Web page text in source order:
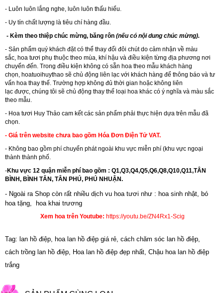
- Luôn luôn lắng nghe, luôn luôn thấu hiểu.
- Uy tín chất lượng là tiêu chí hàng đầu.
- Kèm theo thiệp chúc mừng, băng rôn (nếu có nội dung chúc mừng).
- Sản phẩm quý khách đặt có thể thay đổi đôi chút do cảm nhận về màu
sắc, hoa tươi phụ thuộc theo mùa, khí hậu và điều kiện từng địa phương nơi
chuyển đến. Trong điều kiện không có sẵn hoa theo mẫu khách hàng
chọn, hoatuoihuythao sẽ chủ động liên lạc với khách hàng để thông báo và tư
vấn hoa thay thế. Trường hợp không đủ thời gian hoặc không liên
lạc được, chúng tôi sẽ chủ động thay thế loại hoa khác có ý nghĩa và màu sắc
theo mẫu.
- Hoa tươi Huy Thảo cam kết các sản phẩm phải thực hiện dựa trên mẫu đã
chọn.
- Giá trên website chưa bao gồm Hóa Đơn Điện Tử VAT.
- Không bao gồm phí chuyển phát ngoài khu vực miễn phí (khu vực ngoại
thành thành phố.
-Khu vực 12 quận miễn phí bao gồm : Q1,Q3,Q4,Q5,Q6,Q8,Q10,Q11,TÂN
BÌNH, BÌNH TÂN, TÂN PHÚ, PHÚ NHUẬN.
- Ngoài ra Shop còn rất nhiều dịch vu hoa tươi như : hoa sinh nhật, bó
hoa tặng, hoa khai trương
Xem hoa trên Youtube: https://youtu.be/ZN4Rx1-Scig
Tag: lan hồ điệp, hoa lan hồ điệp giá rẻ, cách chăm sóc lan hồ điệp,
cách trồng lan hồ điệp, Hoa lan hồ điệp đẹp nhất, Chậu hoa lan hồ điệp
trắng